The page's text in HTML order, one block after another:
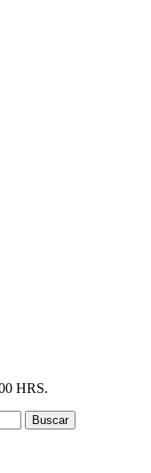
HRS.
Buscar